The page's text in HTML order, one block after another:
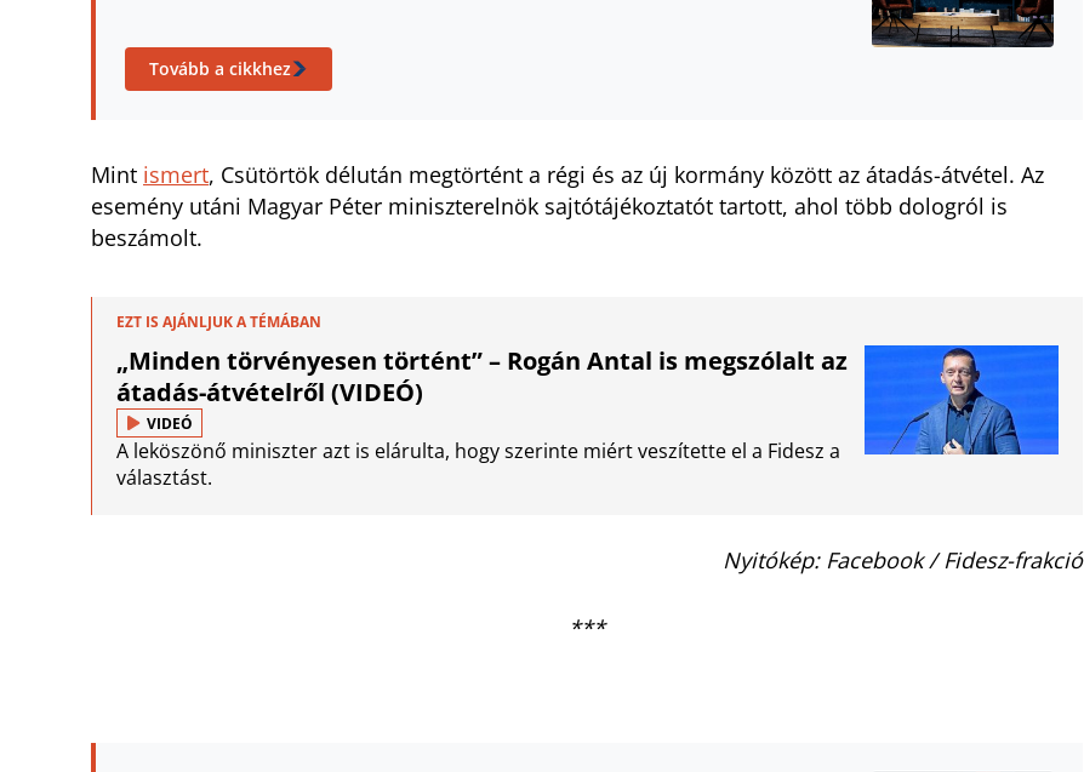
Tovább a cikkhez
Mint ismert, Csütörtök délután megtörtént a régi és az új kormány között az átadás-átvétel. Az
esemény utáni Magyar Péter miniszterelnök sajtótájékoztatót tartott, ahol több dologról is
beszámolt.
EZT IS AJÁNLJUK A TÉMÁBAN
„Minden törvényesen történt” – Rogán Antal is megszólalt az
átadás-átvételről (VIDEÓ)
VIDEÓ
A leköszönő miniszter azt is elárulta, hogy szerinte miért veszítette el a Fidesz a
választást.
Nyitókép: Facebook / Fidesz-frakció
***